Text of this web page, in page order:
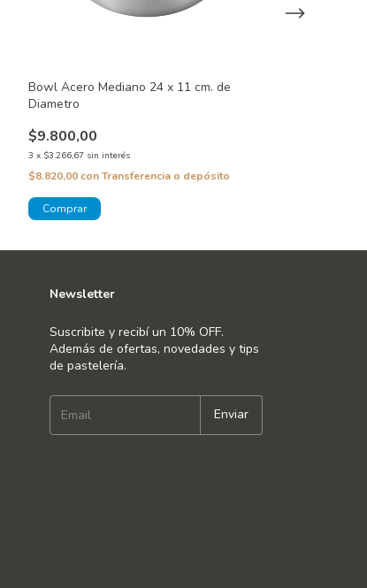
Bowl Acero Mediano 24 x 11 cm. de
Diametro
$9.800,00
3 x $3.266,67 sin interés
$8.820,00 conTransferencia o depósito
Newsletter
Suscribite y recibí un 10% OFF.
Además de ofertas, novedades y tips
de pastelería.